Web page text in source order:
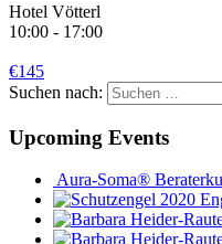
Hotel Vötterl
10:00 - 17:00
€145
Suchen nach:
Upcoming Events
Aura-Soma®